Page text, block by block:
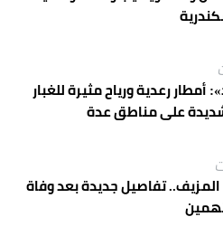
أمطار رعدية ورياح مثيرة للغبار
على مناطق عدة
تفاصيل جديدة بعد وفاة